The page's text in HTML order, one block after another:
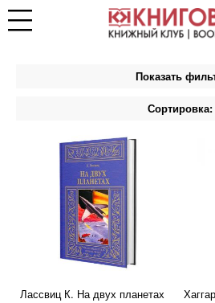
Показать
Сортировка:
Лассвиц К. На двух планетах